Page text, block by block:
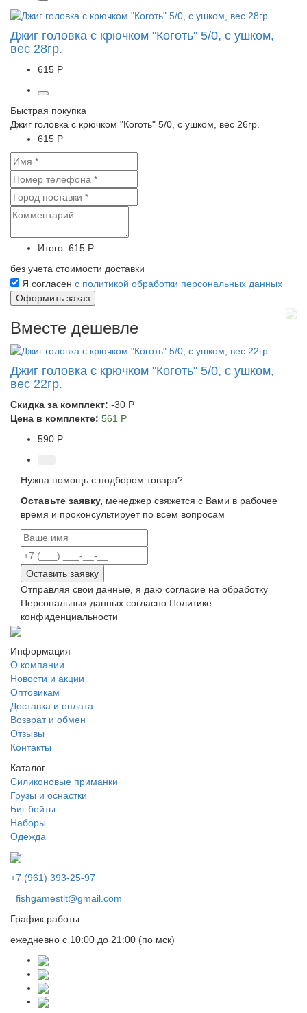
Джиг головка с крючком "Коготь" 5/0, с ушком,
вес 28гр.
615 Р
Быстрая покупка
Джиг головка с крючком "Коготь" 5/0, с ушком, вес 26гр.
615 Р
Итого: 615 Р
без учета стоимости доставки
Я согласен с политикой обработки персональных данных
Вместе дешевле
Джиг головка с крючком "Коготь" 5/0, с ушком,
вес 22гр.
Скидка за комплект: -30 Р
Цена в комплекте: 561 Р
590 Р
Нужна помощь с подбором товара?
Оставьте заявку, менеджер свяжется с Вами в рабочее
время и проконсультирует по всем вопросам
Оставить заявку
Отправляя свои данные, я даю согласие на обработку
Персональных данных согласно Политике
конфиденциальности
Информация
О компании
Новости и акции
Оптовикам
Доставка и оплата
Возврат и обмен
Отзывы
Контакты
Каталог
Силиконовые приманки
Грузы и оснастки
Биг бейты
Наборы
Одежда
+7 (961) 393-25-97
fishgamestlt@gmail.com
График работы:
ежедневно с 10:00 до 21:00 (по мск)